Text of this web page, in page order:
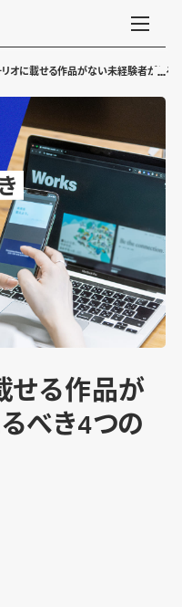
リオに載せる作品がない未経験者がとる
せる作品が
べき4つの